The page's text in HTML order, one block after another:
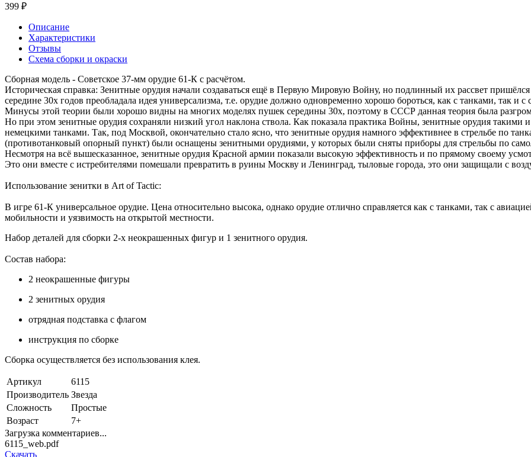
399 ₽
Описание
Характеристики
Отзывы
Схема сборки и окраски
Сборная модель - Советское 37-мм орудие 61-К с расчётом.
Историческая справка: Зенитные орудия начали создаваться ещё в Первую Мировую Войну, но подлинный их рассвет
середине 30х годов преобладала идея универсализма, т.е. орудие должно одновременно хорошо бороться, как с танками, так и
Минусы этой теории были хорошо видны на многих моделях пушек середины 30х, поэтому в СССР данная теория была
Но при этом зенитные орудия сохраняли низкий угол наклона ствола. Как показала практика Войны, зенитные орудия
немецкими танками. Так, под Москвой, окончательно стало ясно, что зенитные орудия намного эффективнее в стрельбе по
(противотанковый опорный пункт) были оснащены зенитными орудиями, у которых были сняты приборы для стрельбы по
Несмотря на всё вышесказанное, зенитные орудия Красной армии показали высокую эффективность и по прямому своему
Это они вместе с истребителями помешали превратить в руины Москву и Ленинград, тыловые города, это они защищали с
Использование зенитки в Art of Tactic:
В игре 61-К универсальное орудие. Цена относительно высока, однако орудие отлично справляется как с танками, так с
мобильности и уязвимость на открытой местности.
Набор деталей для сборки 2-х неокрашенных фигур и 1 зенитного орудия.
Состав набора:
2 неокрашенные фигуры
2 зенитных орудия
отрядная подставка с флагом
инструкция по сборке
Сборка осуществляется без использования клея.
Артикул
6115
Производитель Звезда
Сложность
Простые
Возраст
7+
Загрузка комментариев...
6115_web.pdf
Скачать